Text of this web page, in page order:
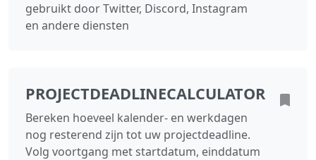
gebruikt door Twitter, Discord, Instagram
en andere diensten
PROJECTDEADLINECALCULATOR
Bereken hoeveel kalender- en werkdagen
nog resterend zijn tot uw projectdeadline.
Volg voortgang met startdatum, einddatum